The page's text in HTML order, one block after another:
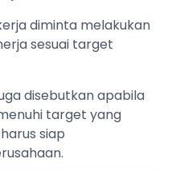
diminta melakukan
sesuai target
disebutkan apabila
target yang
siap